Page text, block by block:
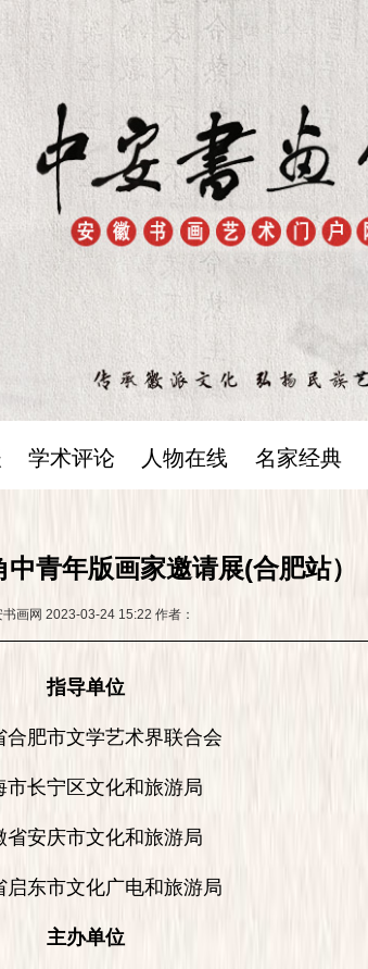
学术评论 人物在线 名家经典
青年版画家邀请展(合肥站）
画网 2023-03-24 15:22 作者：
指导单位
肥市文学艺术界联合会
长宁区文化和旅游局
安庆市文化和旅游局
东市文化广电和旅游局
主办单位